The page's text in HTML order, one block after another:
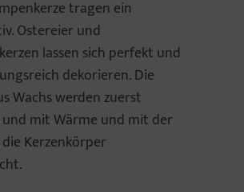
tragen ein
Ostereier und
lassen sich perfekt und
dekorieren. Die
Wachs werden zuerst
mit Wärme und mit der
Kerzenkörper